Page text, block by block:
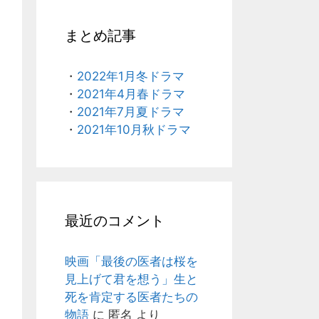
まとめ記事
・ 2022年1月冬ドラマ
・ 2021年4月春ドラマ
・ 2021年7月夏ドラマ
・ 2021年10月秋ドラマ
最近のコメント
映画「最後の医者は桜を
見上げて君を想う」生と
死を肯定する医者たちの
物語 に 匿名 より